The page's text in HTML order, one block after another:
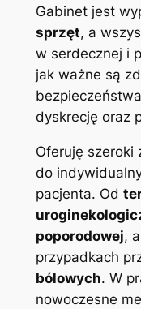
Gabinet jest
sprzęt, a
w serdecznej i
jak ważne są
dyskrecję oraz
Oferuję szeroki
do
pacjenta. Od
poporodowej,
przypadkach
bólowych. W
nowoczesne